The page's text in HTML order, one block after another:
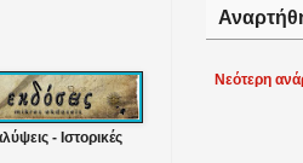
Νεότερη
- Ιστορικές